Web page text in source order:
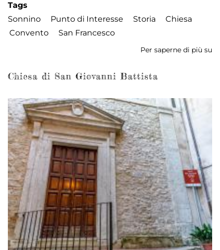
Tags
Sonnino
Punto di Interesse Storia
Chiesa
Convento
San Francesco
Per saperne di più su
Chiesa di San Giovanni Battista